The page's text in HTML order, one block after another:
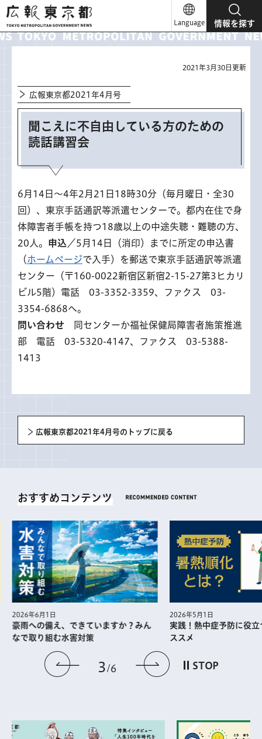
広報東京都
Language 情報を探す
2021年3月30日更新
広報東京都2021年4月号
聞こえに不自由している方のための
読話講習会
6月14日～4年2月21日18時30分（毎月曜日・全30
回）、東京手話通訳等派遣センターで。都内在住で身
体障害者手帳を持つ18歳以上の中途失聴・難聴の方、
20人。
申込 ／5月14日（消印）までに所定の申込書
（ ホームページで入手）を郵送で東京手話通訳等派遣
センター（〒160-0022新宿区新宿2-15-27第3ヒカリ
ビル5階）電話 03-3352-3359、ファクス 03-
3354-6868へ。
問い合わせ 同センターか福祉保健局障害者施策推進
部 電話 03-5320-4147、ファクス 03-5388-
1413
広報東京都2021年4月号のトップに戻る
おすすめコンテンツ
前のスライドを表示
3 6 次のスライドを
STOP
きていますか？みん
対策
実践！熱中症予防に役⽴つ暑熱順化の